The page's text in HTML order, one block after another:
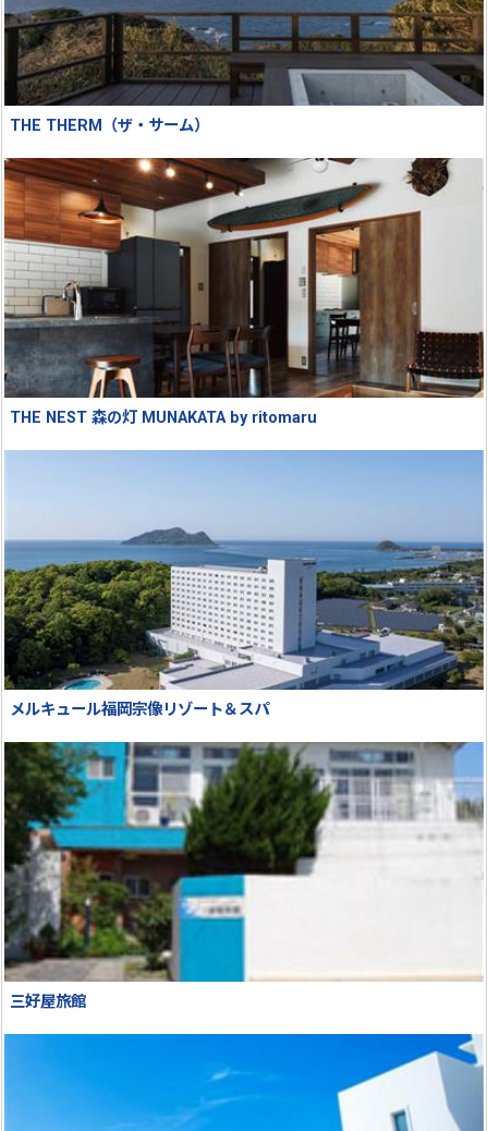
THE THERM（ザ・サーム）
THE NEST 森の灯 MUNAKATA by ritomaru
メルキュール福岡宗像リゾート＆スパ
三好屋旅館